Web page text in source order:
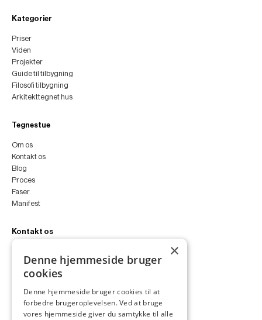
Kategorier
Priser
Viden
Projekter
Guide til tilbygning
Filosofi tilbygning
Arkitekttegnet hus
Tegnestue
Om os
Kontakt os
Blog
Proces
Faser
Manifest
Kontakt os
+45 4252 0011
VA11a
2300 København S
×
Denne hjemmeside bruger
cookies
Denne hjemmeside bruger cookies til at
forbedre brugeroplevelsen. Ved at bruge
vores hjemmeside giver du samtykke til alle